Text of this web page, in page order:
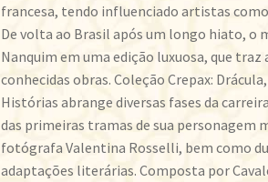
francesa, tendo influenciado artistas
De volta ao Brasil após um longo hiato, o
Nanquim em uma edição luxuosa, que traz
conhecidas obras. Coleção Crepax:
Histórias abrange diversas fases da
das primeiras tramas de sua personagem
fotógrafa Valentina Rosselli, bem como
adaptações literárias. Composta por